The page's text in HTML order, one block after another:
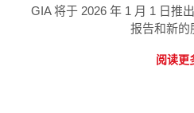
GIA 将于 2026 年 1 月 1 日推
报告和新的
阅读更